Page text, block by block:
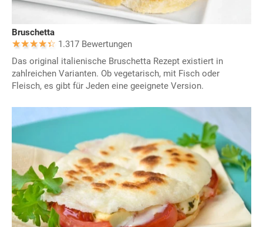
Bruschetta
1.317 Bewertungen
Das original italienische Bruschetta Rezept existiert in
zahlreichen Varianten. Ob vegetarisch, mit Fisch oder
Fleisch, es gibt für Jeden eine geeignete Version.